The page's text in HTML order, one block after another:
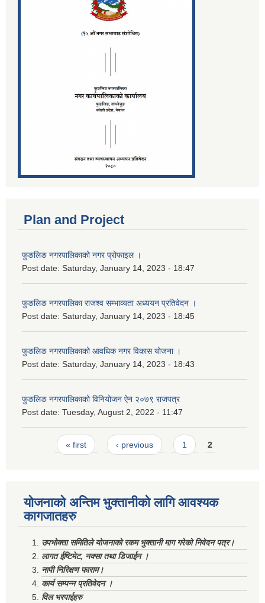
Plan and Project
फुङलिङ नगरपालिकाको नगर प्रोफाइल ।
Post date: Saturday, January 14, 2023 - 18:47
फुङलिङ नगरपालिका राजश्व सम्भाव्यता अध्ययन प्रतिवेदन ।
Post date: Saturday, January 14, 2023 - 18:45
फुङलिङ नगरपालिकाको आवधिक नगर विकास योजना ।
Post date: Saturday, January 14, 2023 - 18:43
फुङलिङ नगरपालिकाको विनियोजन ऐन २०७९ राजपत्र
Post date: Tuesday, August 2, 2022 - 11:47
Pages« first ‹ previous 1 2
योजनाको अन्तिम भुक्तानीको लागि आवश्यक
कागजातहरु
उपभोक्ता समितिले योजनाको रकम भुक्तानी माग गरेको निवेदन पत्र।
लागत ईष्टिमेट, नक्सा तथा डिजाईन ।
नापी निरिक्षण फाराम।
कार्य सम्पन्न प्रतिवेदन ।
विल भरपाईहरु